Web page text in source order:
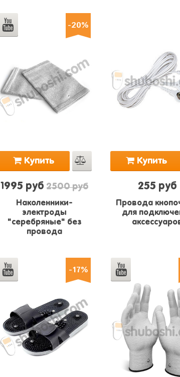
-20%
Купить
1995 руб 2500 руб
Наколенники-
электроды
"серебряные" без
провода
Купить
255 руб
Провода
для
-17%